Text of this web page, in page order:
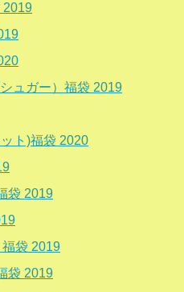
2019
ュガー）福袋 2019
ト)福袋 2020
袋 2019
袋 2019
袋 2019